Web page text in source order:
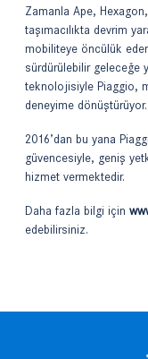
Zamanla Ape,
taşımacılıkta devrim
mobiliteye öncülük
sürdürülebilir geleceğe
teknolojisiyle Piaggio,
deneyime dönüştürüyor.
2016’dan bu yana
güvencesiyle, geniş
hizmet vermektedir.
Daha fazla bilgi için
edebilirsiniz.